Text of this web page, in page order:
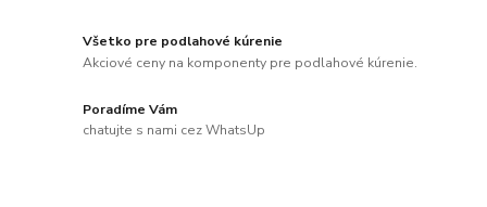
Všetko pre podlahové kúrenie
Akciové ceny na komponenty pre podlahové kúrenie.
Poradíme Vám
chatujte s nami cez WhatsUp